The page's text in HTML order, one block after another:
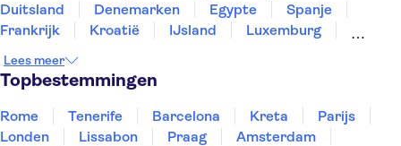
Duitsland
Denemarken Egypte
Spanje
Frankrijk
Kroatië IJsland
Luxemburg
Slovenië
Thailand
Lees meer
Topbestemmingen
Rome Tenerife Barcelona Kreta
Parijs
Londen
Lissabon Praag
Amsterdam